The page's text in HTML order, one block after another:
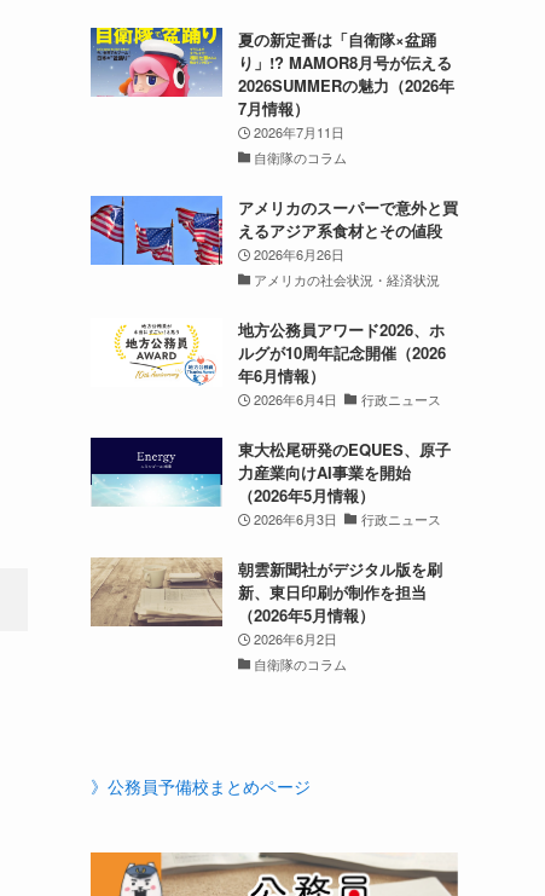
夏の新定番は「自衛隊×盆踊
り」!? MAMOR8月号が伝える
2026SUMMERの魅力（2026年
7月情報）
2026年7月11日
自衛隊のコラム
アメリカのスーパーで意外と買
えるアジア系食材とその値段
2026年6月26日
アメリカの社会状況・経済状況
地方公務員アワード2026、ホ
ルグが10周年記念開催（2026
年6月情報）
2026年6月4日 行政ニュース
東大松尾研発のEQUES、原子
力産業向けAI事業を開始
（2026年5月情報）
2026年6月3日 行政ニュース
朝雲新聞社がデジタル版を刷
新、東日印刷が制作を担当
（2026年5月情報）
2026年6月2日
自衛隊のコラム
》公務員予備校まとめページ